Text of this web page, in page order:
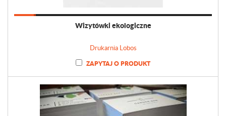
Wizytówki ekologiczne
Drukarnia Lobos
ZAPYTAJ O PRODUKT